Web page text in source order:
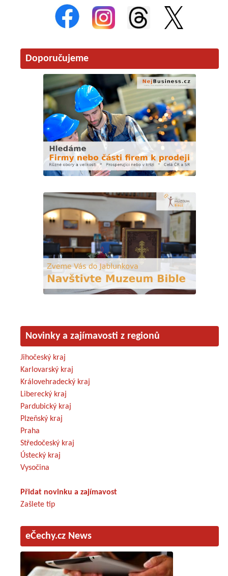
Doporučujeme
Novinky a zajímavosti z regionů
Jihočeský kraj
Karlovarský kraj
Královehradecký kraj
Liberecký kraj
Pardubický kraj
Plzeňský kraj
Praha
Středočeský kraj
Ústecký kraj
Vysočina
Přidat novinku a zajímavost
Zašlete tip
eČechy.cz News